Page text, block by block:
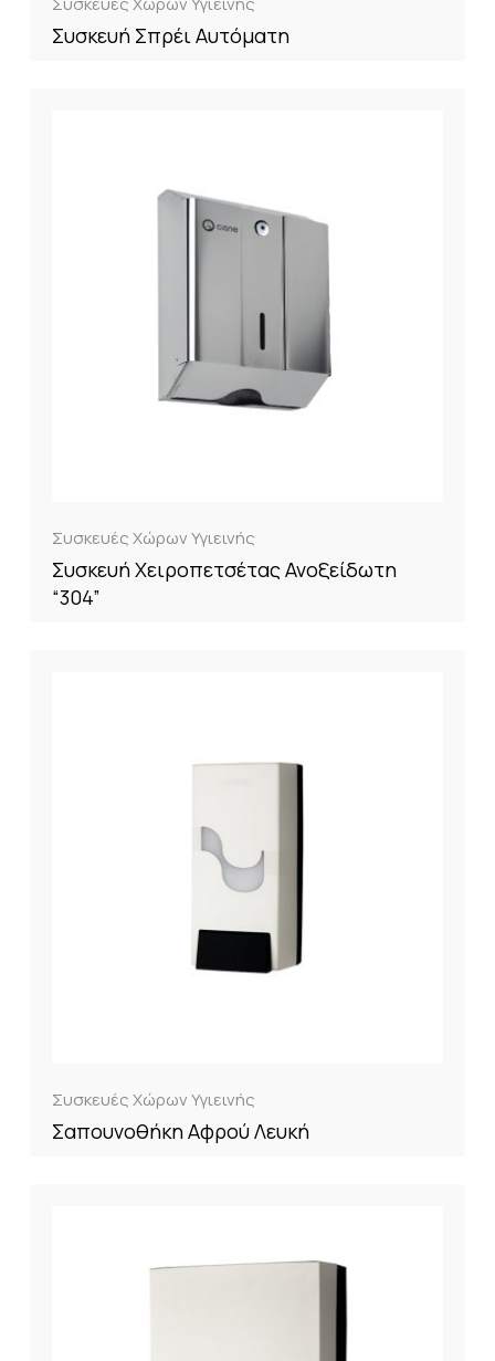
Συσκευή Σπρέι Αυτόματη
Συσκευές Χώρων Υγιεινής
Συσκευή Χειροπετσέτας Ανοξείδωτη
“304”
Συσκευές Χώρων Υγιεινής
Σαπουνοθήκη Αφρού Λευκή